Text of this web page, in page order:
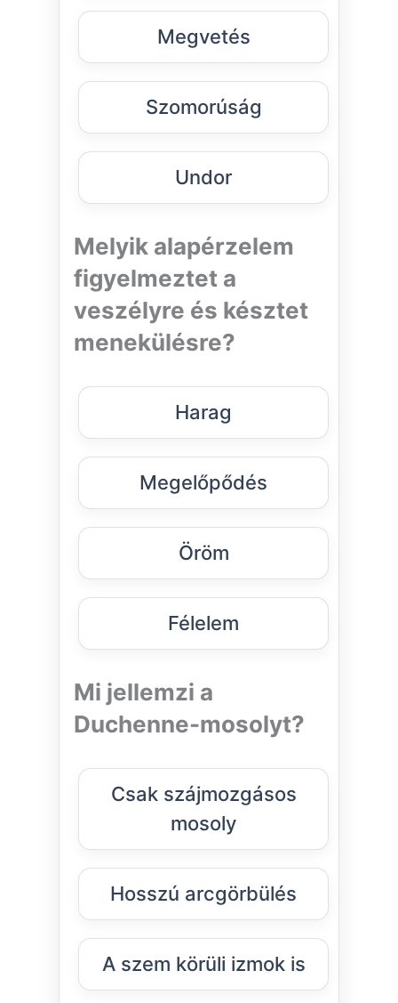
Megvetés
Szomorúság
Undor
Melyik alapérzelem
figyelmeztet a
veszélyre és késztet
menekülésre?
Harag
Megelőpődés
Öröm
Félelem
Mi jellemzi a
Duchenne-mosolyt?
Csak szájmozgásos
mosoly
Hosszú arcgörbülés
A szem körüli izmok is